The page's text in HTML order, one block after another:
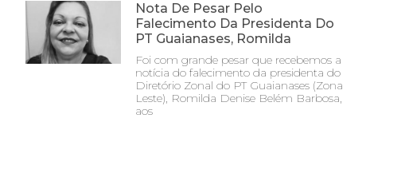
Nota De Pesar Pelo
Falecimento Da Presidenta Do
PT Guaianases, Romilda
Foi com grande pesar que recebemos a
notícia do falecimento da presidenta do
Diretório Zonal do PT Guaianases (Zona
Leste), Romilda Denise Belém Barbosa,
aos